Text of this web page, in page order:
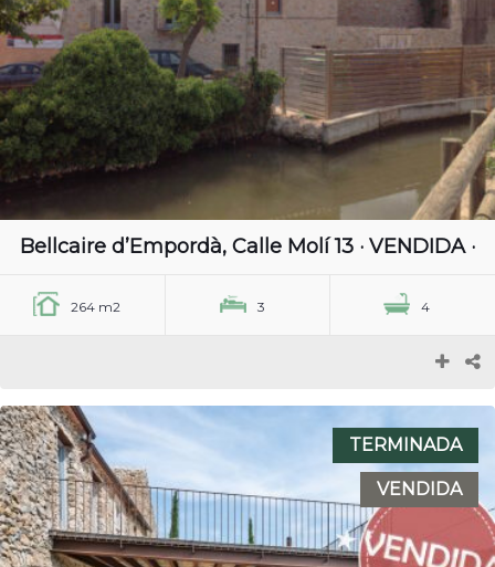
Bellcaire d’Empordà, Calle Molí 13 · VENDIDA ·
264 m2 3 4
TERMINADA
VENDIDA